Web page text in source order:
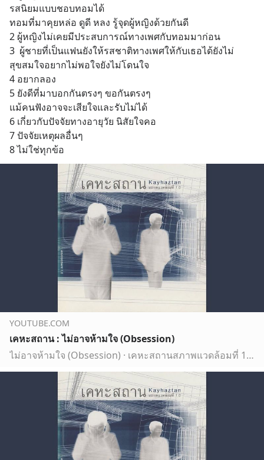
รสนิยมแบบชอบทอมได้
ทอมที่มาคุยหล่อ ดูดี หลง รู้จุดผู้หญิงด้วยกันดี
2 ผู้หญิงไม่เคยมีประสบการณ์ทางเพศกับทอมมาก่อน
3  ผู้ชายที่เป็นแฟนยังให้รสชาติทางเพศให้กับเธอได้ยังไม่
สุขสมใจอยากไม่พอใจยังไม่โดนใจ
4 อยากลอง
5 ยังดีที่มาบอกกันตรงๆ ขอกันตรงๆ
แม้คนฟังอาจจะเสียใจและรับไม่ได้
6 เกี่ยวกับปัจจัยทางอายุวัย นิสัยใจคอ
7 ปัจจัยเหตุผลอื่นๆ
8 ไม่ใช่ทุกข้อ
YOUTUBE.COM
เคหะสถาน : ไม่อาจห้ามใจ (Obsession)
ไม่อาจห้ามใจ (Obsession) · เคหะสถานสภาพแวดล้อมที่ 1.0℗ 2001 Airport Studio